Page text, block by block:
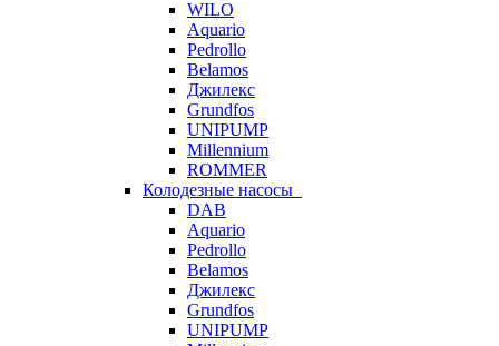
WILO
Aquario
Pedrollo
Belamos
Джилекс
Grundfos
UNIPUMP
Millennium
ROMMER
Колодезные насосы
DAB
Aquario
Pedrollo
Belamos
Джилекс
Grundfos
UNIPUMP